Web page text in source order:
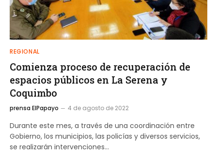
REGIONAL
Comienza proceso de recuperación de
espacios públicos en La Serena y
Coquimbo
prensa ElPapayo 4 de agosto de 2022
Durante este mes, a través de una coordinación entre
Gobierno, los municipios, las policías y diversos servicios,
se realizarán intervenciones…